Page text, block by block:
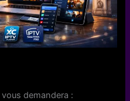
demandera :